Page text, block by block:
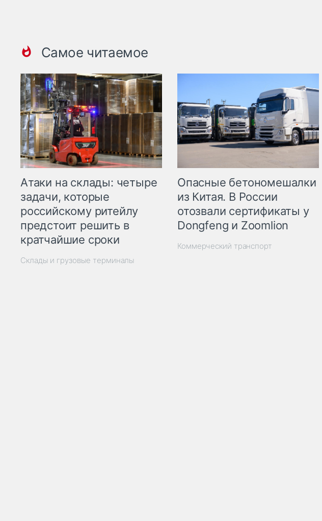
Самое читаемое
Атаки на склады: четыре
задачи, которые
российскому ритейлу
предстоит решить в
кратчайшие сроки
Склады и грузовые терминалы
Опасные бетономешалки
из Китая. В России
отозвали сертификаты у
Dongfeng и Zoomlion
Коммерческий транспорт